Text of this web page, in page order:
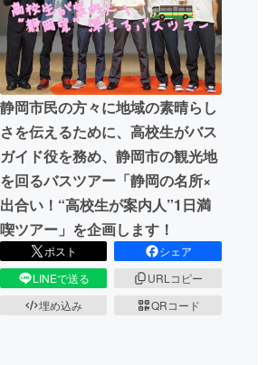
テクノロジー・ガジェット
映像・映画
ビジネス・起業
まちづくり・地域活性化
CAMPFIRE for Social Good
CAMPFIREふるさと納税machi-ya
静岡市民の方々に地域の素晴らし
さを伝えるために、高校生がバス
ガイド役を務め、静岡市の観光地
を回るバスツアー「静岡の名所×
出合い！“高校生が案内人”1日満
喫ツアー」を企画します！
ポスト
シェア
LINEで送る
URLコピー
埋め込み
QRコード